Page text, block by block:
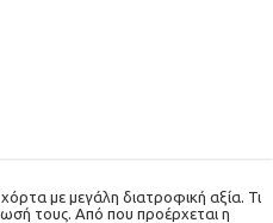
με μεγάλη διατροφική αξία. Τι
τους. Από που προέρχεται η